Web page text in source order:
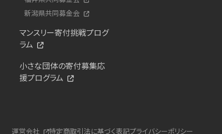
新潟県共同募金会
マンスリー寄付挑戦プログ
ラム
小さな団体の寄付募集応
援プログラム
運営会社 特定商取引法に基づく表記プライバシーポリシー